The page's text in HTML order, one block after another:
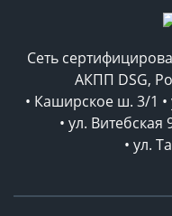
Сеть
АКПП DSG,
• Каширское ш. 3/1 •
• ул.
• ул.